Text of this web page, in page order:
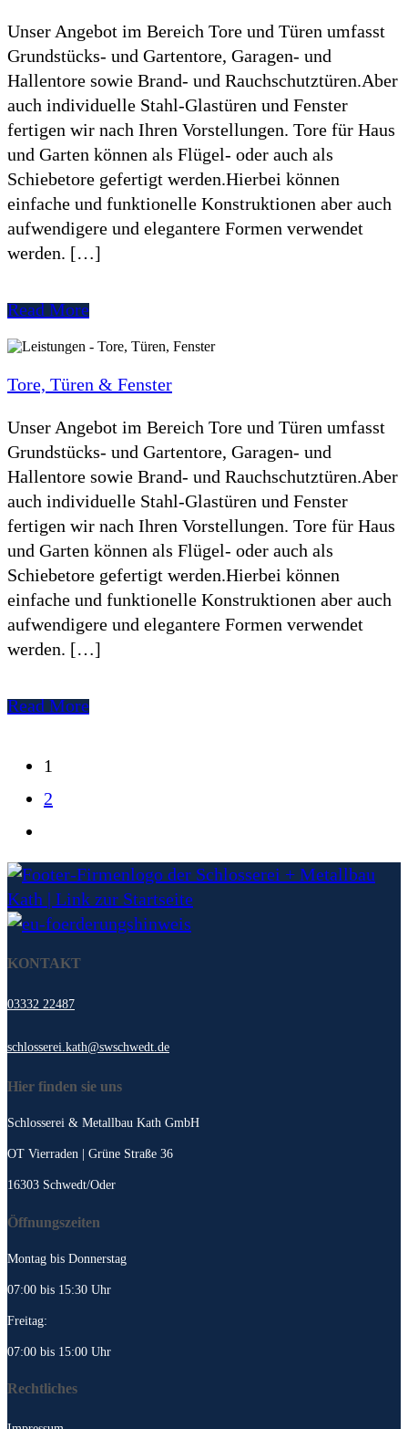
Unser Angebot im Bereich Tore und Türen umfasst
Grundstücks- und Gartentore, Garagen- und
Hallentore sowie Brand- und Rauchschutztüren.Aber
auch individuelle Stahl-Glastüren und Fenster
fertigen wir nach Ihren Vorstellungen. Tore für Haus
und Garten können als Flügel- oder auch als
Schiebetore gefertigt werden.Hierbei können
einfache und funktionelle Konstruktionen aber auch
aufwendigere und elegantere Formen verwendet
werden. […]
Read More
Tore, Türen & Fenster
Unser Angebot im Bereich Tore und Türen umfasst
Grundstücks- und Gartentore, Garagen- und
Hallentore sowie Brand- und Rauchschutztüren.Aber
auch individuelle Stahl-Glastüren und Fenster
fertigen wir nach Ihren Vorstellungen. Tore für Haus
und Garten können als Flügel- oder auch als
Schiebetore gefertigt werden.Hierbei können
einfache und funktionelle Konstruktionen aber auch
aufwendigere und elegantere Formen verwendet
werden. […]
Read More
1
2
KONTAKT
03332 22487
schlosserei.kath@swschwedt.de
Hier finden sie uns
Schlosserei & Metallbau Kath GmbH
OT Vierraden | Grüne Straße 36
16303 Schwedt/Oder
Öffnungszeiten
Montag bis Donnerstag
07:00 bis 15:30 Uhr
Freitag:
07:00 bis 15:00 Uhr
Rechtliches